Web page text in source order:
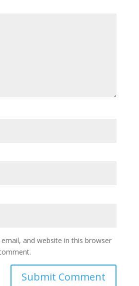
and website in this browser